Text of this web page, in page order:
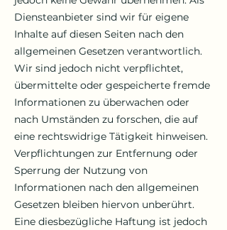
Diensteanbieter sind wir für eigene
Inhalte auf diesen Seiten nach den
allgemeinen Gesetzen verantwortlich.
Wir sind jedoch nicht verpflichtet,
übermittelte oder gespeicherte fremde
Informationen zu überwachen oder
nach Umständen zu forschen, die auf
eine rechtswidrige Tätigkeit hinweisen.
Verpflichtungen zur Entfernung oder
Sperrung der Nutzung von
Informationen nach den allgemeinen
Gesetzen bleiben hiervon unberührt.
Eine diesbezügliche Haftung ist jedoch